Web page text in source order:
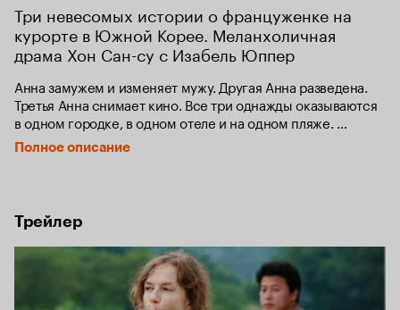
Три невесомых истории о француженке на
курорте в Южной Корее. Меланхоличная
драма Хон Сан-су с Изабель Юппер
Анна замужем и изменяет мужу. Другая Анна разведена.
Третья Анна снимает кино. Все три однажды оказываются
в одном городке, в одном отеле и на одном пляже.
Встречаются с одними и теми же людьми, говорят одни и
те же слова, попадают в похожие ситуации.
Полное описание
Трейлер